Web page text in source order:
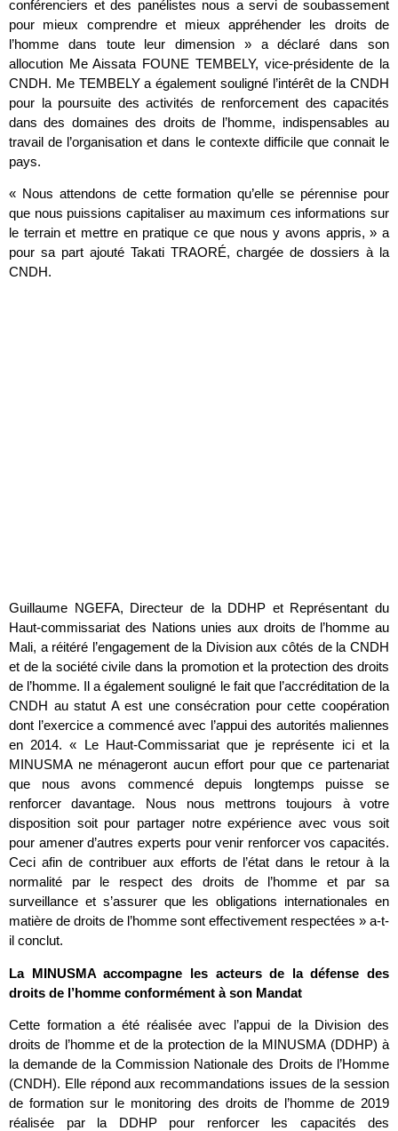
conférenciers et des panélistes nous a servi de soubassement
pour mieux comprendre et mieux appréhender les droits de
l’homme dans toute leur dimension » a déclaré dans son
allocution Me Aissata FOUNE TEMBELY, vice-présidente de la
CNDH. Me TEMBELY a également souligné l’intérêt de la CNDH
pour la poursuite des activités de renforcement des capacités
dans des domaines des droits de l’homme, indispensables au
travail de l’organisation et dans le contexte difficile que connait le
pays.
« Nous attendons de cette formation qu’elle se pérennise pour
que nous puissions capitaliser au maximum ces informations sur
le terrain et mettre en pratique ce que nous y avons appris, » a
pour sa part ajouté Takati TRAORÉ, chargée de dossiers à la
CNDH.
Guillaume NGEFA, Directeur de la DDHP et Représentant du
Haut-commissariat des Nations unies aux droits de l’homme au
Mali, a réitéré l’engagement de la Division aux côtés de la CNDH
et de la société civile dans la promotion et la protection des droits
de l’homme. Il a également souligné le fait que l’accréditation de la
CNDH au statut A est une consécration pour cette coopération
dont l’exercice a commencé avec l’appui des autorités maliennes
en 2014. « Le Haut-Commissariat que je représente ici et la
MINUSMA ne ménageront aucun effort pour que ce partenariat
que nous avons commencé depuis longtemps puisse se
renforcer davantage. Nous nous mettrons toujours à votre
disposition soit pour partager notre expérience avec vous soit
pour amener d’autres experts pour venir renforcer vos capacités.
Ceci afin de contribuer aux efforts de l’état dans le retour à la
normalité par le respect des droits de l’homme et par sa
surveillance et s’assurer que les obligations internationales en
matière de droits de l’homme sont effectivement respectées » a-t-
il conclut.
La MINUSMA accompagne les acteurs de la défense des
droits de l’homme conformément à son Mandat
Cette formation a été réalisée avec l’appui de la Division des
droits de l’homme et de la protection de la MINUSMA (DDHP) à
la demande de la Commission Nationale des Droits de l’Homme
(CNDH). Elle répond aux recommandations issues de la session
de formation sur le monitoring des droits de l’homme de 2019
réalisée par la DDHP pour renforcer les capacités des